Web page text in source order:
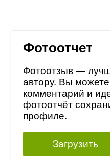
Фотоотчет
Фотоотзыв —
автору. Вы
комментарий и
фотоотчёт
профиле.
Загрузить